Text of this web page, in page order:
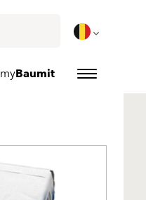
myBaumit